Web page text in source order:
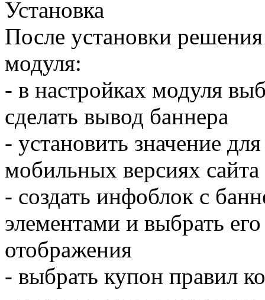
Установка
После установки
модуля:
- в настройках модуля
сделать вывод баннера
- установить значение
мобильных версиях сайта
- создать инфоблок с
элементами и выбрать
отображения
- выбрать купон правил